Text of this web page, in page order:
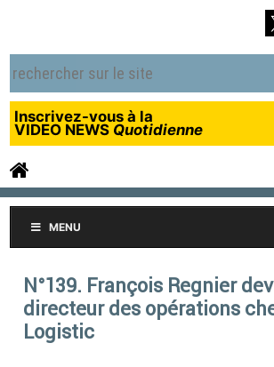
Inscrivez-vous à la
VIDEO NEWS Quotidienne
MENU
N°139. François Regnier
directeur des opérations
Logistic